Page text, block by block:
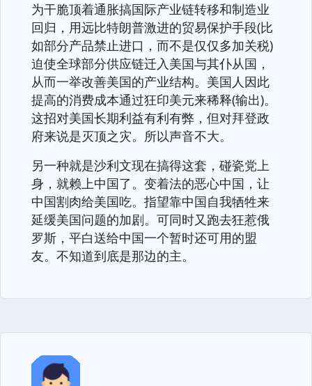
为干脆顶着通胀搞国际产业链转移和制造业
回归，用远比特朗普激进的贸易保护手段(比
如部分产品禁止进口，而不是仅仅多加关税)
迫使全球部分供应链迁入美国与其仆从国，
从而一举改善美国的产业结构。美国人因此
提高的消费成本通过狂印美元来稀释(输出)。
这招对美国长期利益有利有弊，但对拜登政
府来说是灭顶之灾。所以声音不大。
另一种就是沙利文现在搞得这套，碰瓷党上
身，就赖上中国了。变着法的恶心中国，让
中国割肉给美国吃。指望靠中国自我牺牲来
延缓美国问题的加剧。可同时又跑去狂惹俄
罗斯，平白送给中国一个暂时还可用的盟
友。不知道到底是那边的主。